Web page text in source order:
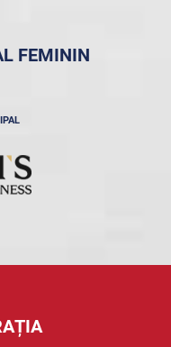
FEMININ